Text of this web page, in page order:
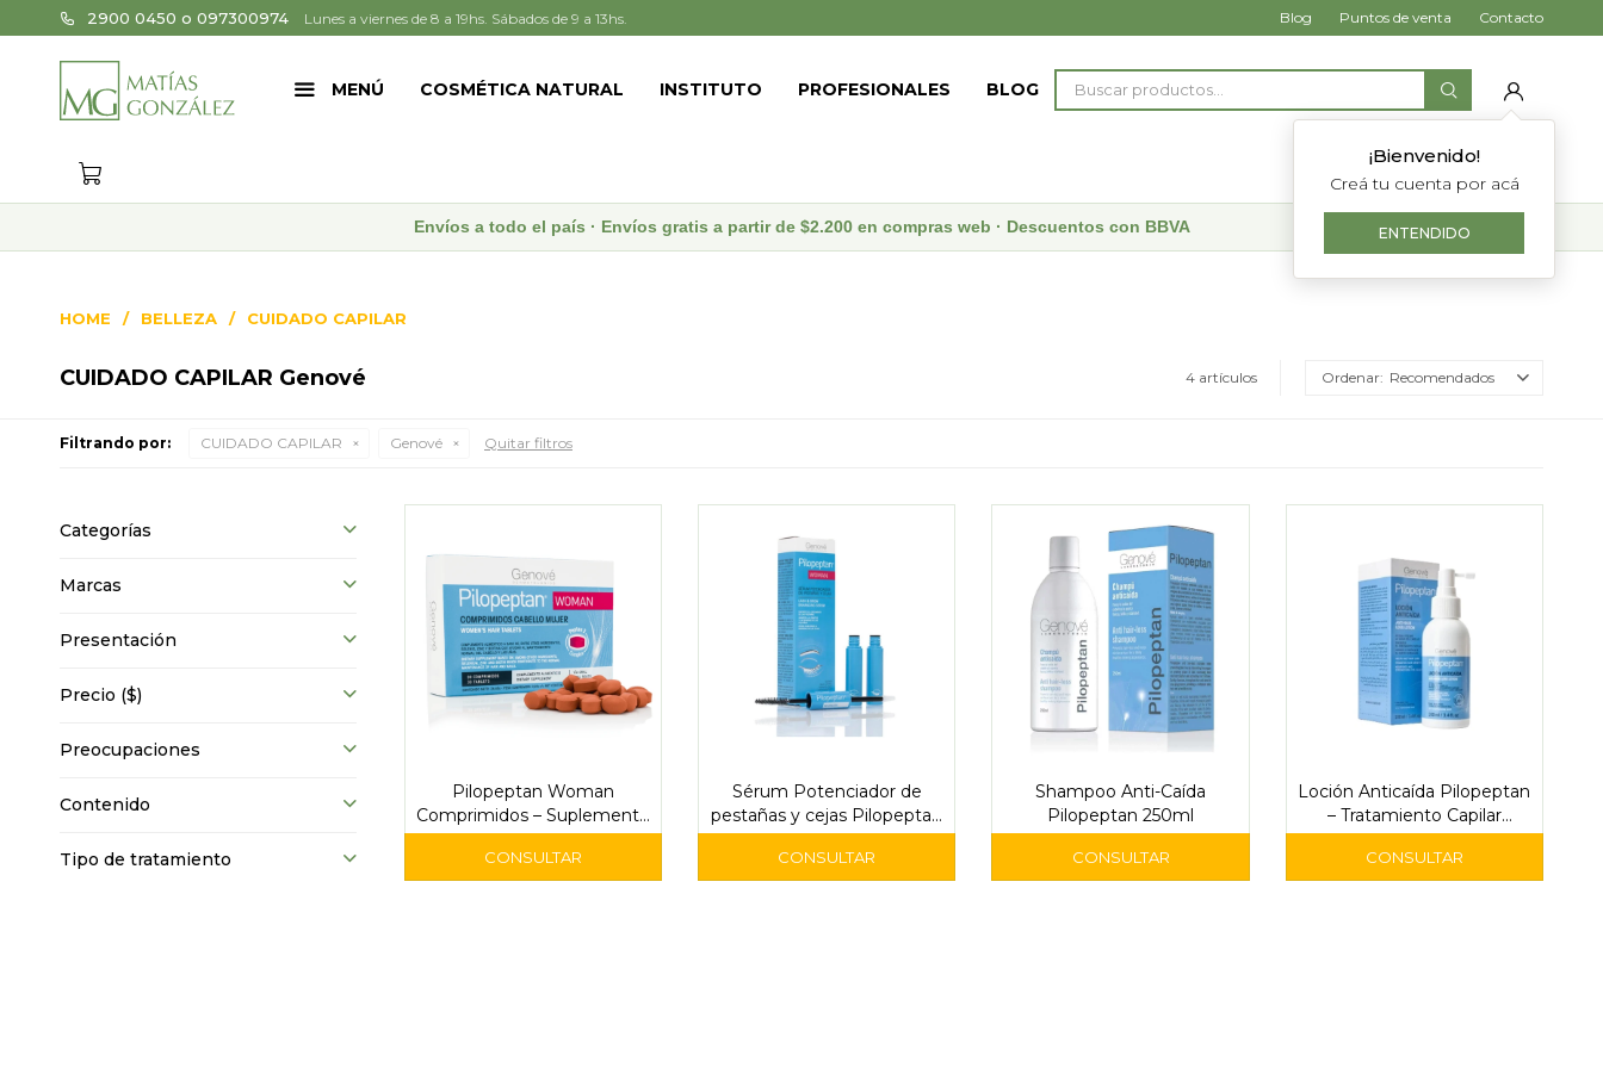
MENÚ COSMÉTICA NATURAL INSTITUTO PROFESIONALES BLOG
¡Bienvenido!
Creá tu cuenta por acá
ENTENDIDO
2900 0450 o 097300974 Lunes a viernes de 8 a 19hs. Sábados de 9 a 13hs. Blog Puntos de venta Contacto
Envíos a todo el país · Envíos gratis a partir de $2.200 en compras web · Descuentos con BBVA
HOME BELLEZA CUIDADO CAPILAR
CUIDADO CAPILAR Genové 4 artículos Recomendados
Filtrando por: CUIDADO CAPILAR Genové Quitar filtros
Pilopeptan Woman
Comprimidos – Suplemento
Anticaída Capilar
Sérum Potenciador de
pestañas y cejas Pilopeptan
Woman
Shampoo Anti-Caída
Pilopeptan 250ml
Loción Anticaída Pilopeptan
– Tratamiento Capilar
Fortalecedor
Categorías
Marcas
Presentación
Precio ($)
Preocupaciones
Contenido
Tipo de tratamiento